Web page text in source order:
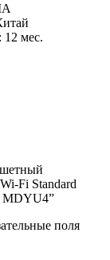
12 мес.
Fi Standard
MDYU4”
поля